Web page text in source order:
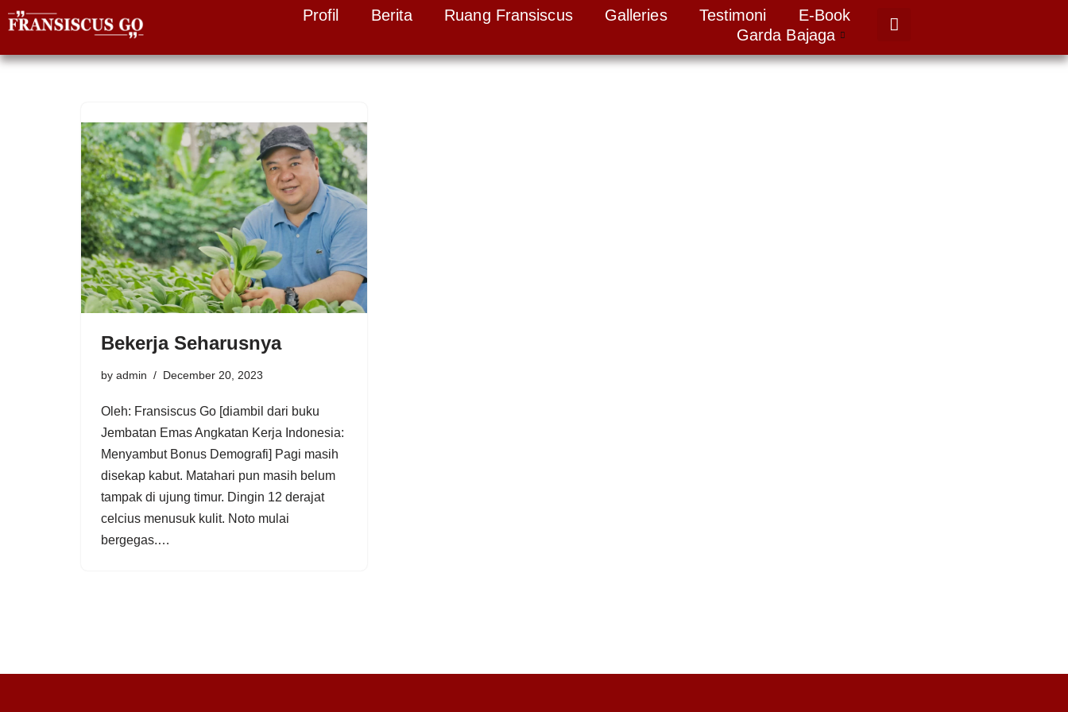
to
Profil Berita Ruang Fransiscus Galleries Testimoni
E-Book
Garda Bajaga
Bekerja Seharusnya
by admin December 20, 2023
Oleh: Fransiscus Go [diambil dari buku
Jembatan Emas Angkatan Kerja Indonesia:
Menyambut Bonus Demografi] Pagi masih
disekap kabut. Matahari pun masih belum
tampak di ujung timur. Dingin 12 derajat
celcius menusuk kulit. Noto mulai
bergegas.…